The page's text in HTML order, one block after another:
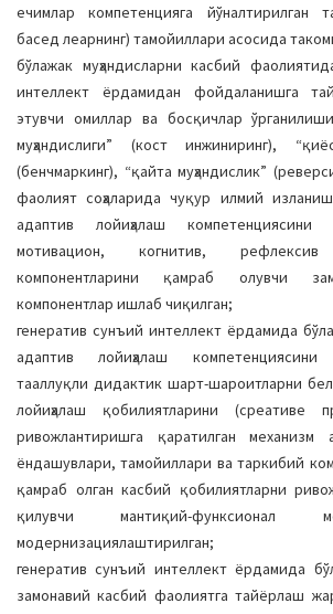
ечимлар компетенцияга йўналтирилган
басед леарнинг) тамойиллари асосида
бўлажак муҳандисларни касбий
интеллект ёрдамидан фойдаланишга
этувчи омиллар ва босқичлар
муҳандислиги” (кост инжиниринг),
(бенчмаркинг), “қайта муҳандислик”
фаолият соҳаларида чуқур илмий
адаптив лойиҳалаш компетенциясини
мотивацион, когнитив,
компонентларини қамраб олувчи
компонентлар ишлаб чиқилган;
генератив сунъий интеллект ёрдамида
адаптив лойиҳалаш компетенциясини
тааллуқли дидактик шарт-шароитларни
лойиҳалаш қобилиятларини (cреативе
ривожлантиришга қаратилган механизм
ёндашувлари, тамойиллари ва таркибий
қамраб олган касбий қобилиятларни
қилувчи мантиқий-функсионал
модернизациялаштирилган;
генератив сунъий интеллект ёрдамида
замонавий касбий фаолиятга тайёрлаш